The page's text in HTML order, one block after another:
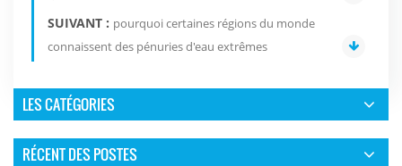
SUIVANT : pourquoi certaines régions du monde
connaissent des pénuries d'eau extrêmes
LES CATÉGORIES
RÉCENT DES POSTES